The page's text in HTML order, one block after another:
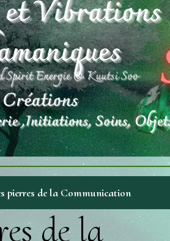
pierres de la Communication
de la